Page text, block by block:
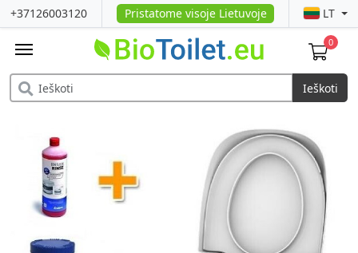
Pristatome visoje Lietuvoje
+37126003120 LT
0
Ieškoti